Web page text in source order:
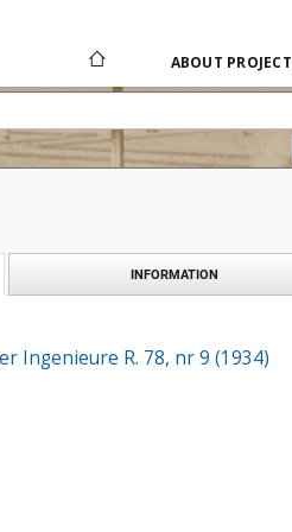
ABOUT PROJECT
INFORMATION
Ingenieure R. 78, nr 9 (1934)